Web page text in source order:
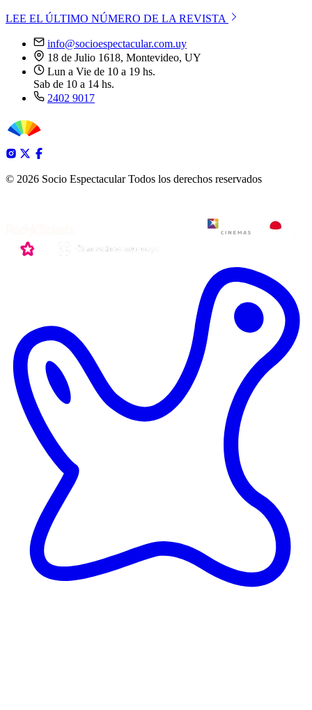
LEE EL ÚLTIMO NÚMERO DE LA REVISTA
info@socioespectacular.com.uy
18 de Julio 1618, Montevideo, UY
Lun a Vie de 10 a 19 hs.
Sab de 10 a 14 hs.
2402 9017
© 2026 Socio Espectacular Todos los derechos reservados